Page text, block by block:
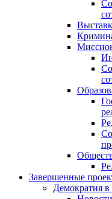
Завершенные
Демократия в